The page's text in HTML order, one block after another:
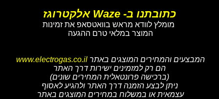
כתובתנו ב- Waze אלקטרוגז
מומלץ לוודא מראש בוואטסאפ את זמינות
המוצר במלאי טרם ההגעה
המבצעים והמחירים המוצגים באתר www.electrogas.co.il
הם רק למזמינים ישירות דרך האתר
(ברכישה פרונטאלית המחירים שונים)
ניתן לבצע הזמנה דרך האתר ולהגיע לאסוף
עצמאית או במשלוח במחירים המוצגים באתר